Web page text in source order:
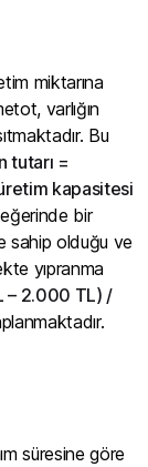
miktarına
varlığın
Bu
tutarı =
kapasitesi
bir
sahip olduğu ve
yıpranma
– 2.000 TL) /
süresine göre